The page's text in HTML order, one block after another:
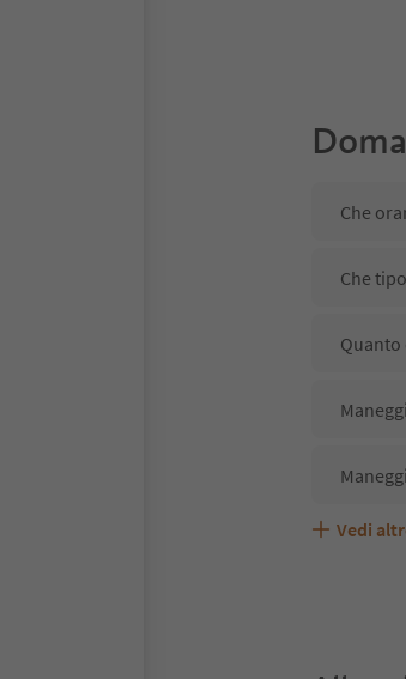
Che
Che
Quanto
Quali
Gli
Vedi